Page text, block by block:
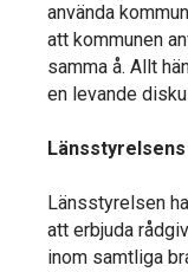
använda
att kommunen
samma å. Allt
en levande
Länsstyrelsens
Länsstyrelsen
att erbjuda
inom samtliga